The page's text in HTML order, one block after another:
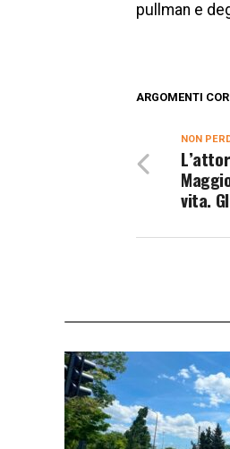
pullman e
ARGOMENTI
NON
vita.